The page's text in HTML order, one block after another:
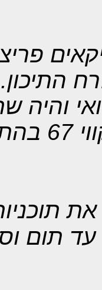
התיכון.
כולל
את
תום